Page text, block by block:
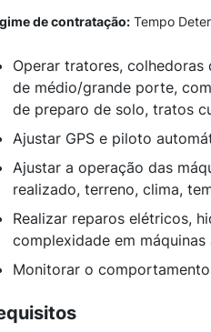
de contratação: Tempo
Operar tratores,
de médio/grande porte,
de preparo de solo, tratos
Ajustar GPS e piloto
Ajustar a operação das
realizado, terreno, clima,
Realizar reparos elétricos,
complexidade em máquinas
Monitorar o